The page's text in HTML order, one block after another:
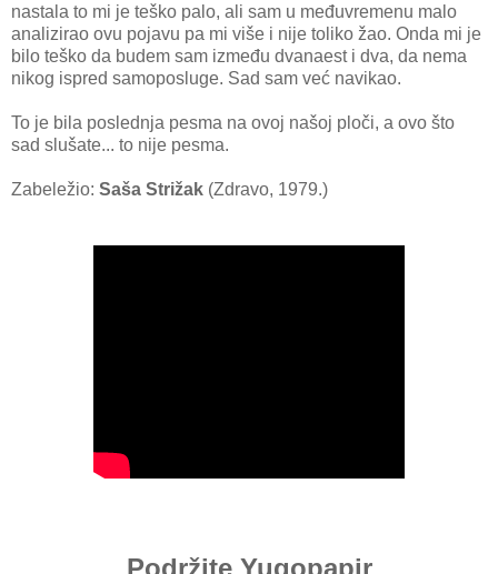
nastala to mi je teško palo, ali sam u međuvremenu malo
analizirao ovu pojavu pa mi više i nije toliko žao. Onda mi je
bilo teško da budem sam između dvanaest i dva, da nema
nikog ispred samoposluge. Sad sam već navikao.
To je bila poslednja pesma na ovoj našoj ploči, a ovo što
sad slušate... to nije pesma.
Zabeležio: Saša Strižak (Zdravo, 1979.)
Podržite Yugopapir